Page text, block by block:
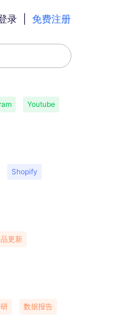
录 免费注册
Youtube
Shopify
更新
数据报告